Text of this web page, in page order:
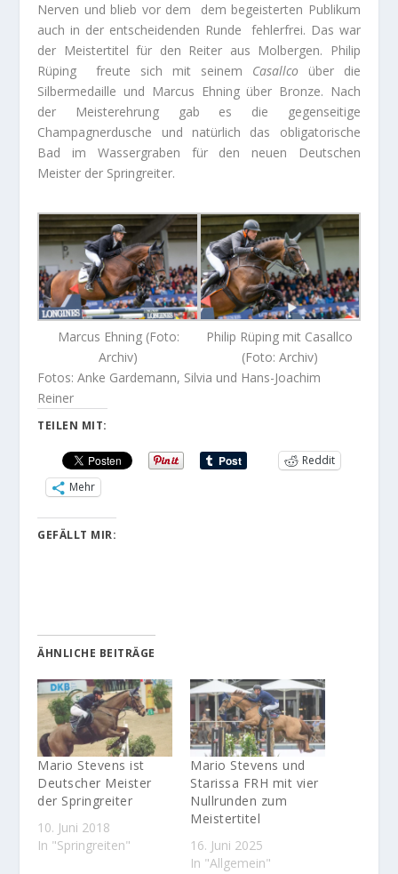
Nerven und blieb vor dem dem begeisterten Publikum
auch in der entscheidenden Runde fehlerfrei. Das war
der Meistertitel für den Reiter aus Molbergen. Philip
Rüping freute sich mit seinem Casallco über die
Silbermedaille und Marcus Ehning über Bronze. Nach
der Meisterehrung gab es die gegenseitige
Champagnerdusche und natürlich das obligatorische
Bad im Wassergraben für den neuen Deutschen
Meister der Springreiter.
Marcus Ehning (Foto:
Archiv)
Philip Rüping mit Casallco
(Foto: Archiv)
Fotos: Anke Gardemann, Silvia und Hans-Joachim
Reiner
TEILEN MIT:
Reddit
Mehr
GEFÄLLT MIR:
ÄHNLICHE BEITRÄGE
Mario Stevens ist
Deutscher Meister
der Springreiter
10. Juni 2018
In "Springreiten"
Mario Stevens und
Starissa FRH mit vier
Nullrunden zum
Meistertitel
16. Juni 2025
In "Allgemein"